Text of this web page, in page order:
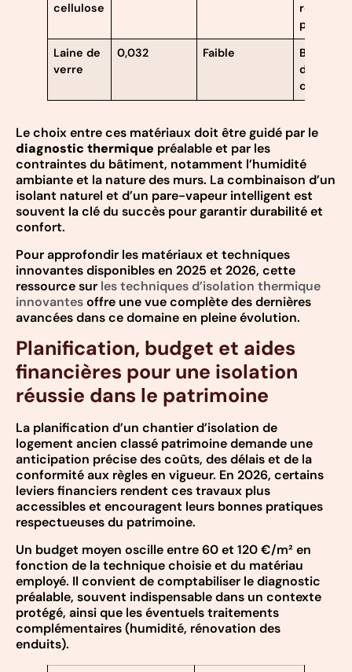
cellulose
recycle
papiers
Laine de
verre
0,032 Faible
Bon
diffuse la
chaleur
Le choix entre ces matériaux doit être guidé par le
diagnostic thermique préalable et par les
contraintes du bâtiment, notamment l’humidité
ambiante et la nature des murs. La combinaison d’un
isolant naturel et d’un pare-vapeur intelligent est
souvent la clé du succès pour garantir durabilité et
confort.
Pour approfondir les matériaux et techniques
innovantes disponibles en 2025 et 2026, cette
ressource sur les techniques d’isolation thermique
innovantesoffre une vue complète des dernières
avancées dans ce domaine en pleine évolution.
Planification, budget et aides
financières pour une isolation
réussie dans le patrimoine
La planification d’un chantier d’isolation de
logement ancien classé patrimoine demande une
anticipation précise des coûts, des délais et de la
conformité aux règles en vigueur. En 2026, certains
leviers financiers rendent ces travaux plus
accessibles et encouragent leurs bonnes pratiques
respectueuses du patrimoine.
Un budget moyen oscille entre 60 et 120 €/m² en
fonction de la technique choisie et du matériau
employé. Il convient de comptabiliser le diagnostic
préalable, souvent indispensable dans un contexte
protégé, ainsi que les éventuels traitements
complémentaires (humidité, rénovation des
enduits).